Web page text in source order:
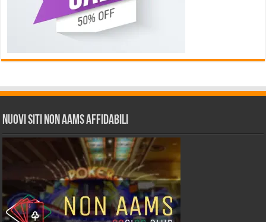
Nuovi siti non AAMS affidabili